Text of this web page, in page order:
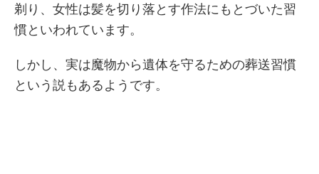
剃り、女性は髪を切り落とす作法にもとづいた習
慣といわれています。
しかし、実は魔物から遺体を守るための葬送習慣
という説もあるようです。